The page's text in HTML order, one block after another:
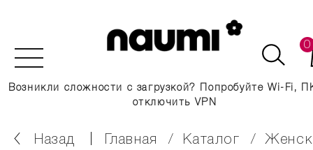
0
Возникли сложности с загрузкой? Попробуйте Wi-Fi,
отключить VPN
Назад главная каталог